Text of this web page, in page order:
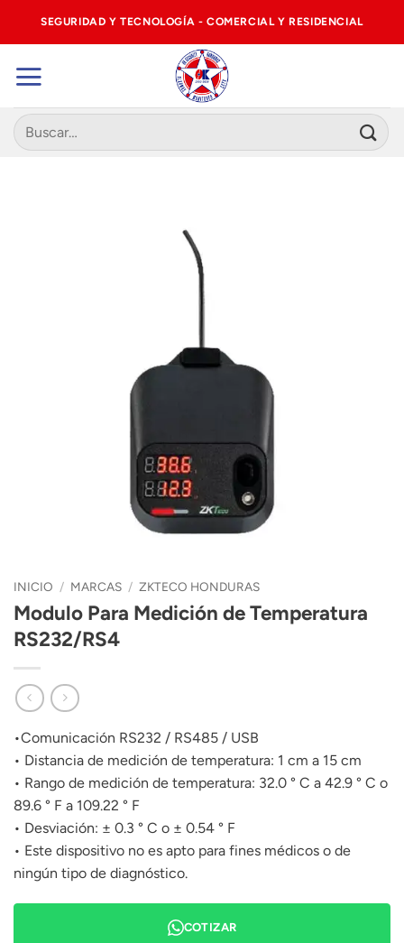
SEGURIDAD Y TECNOLOGÍA - COMERCIAL Y RESIDENCIAL
Buscar
por:
INICIO / MARCAS / ZKTECO HONDURAS
Modulo Para Medición de Temperatura
RS232/RS4
•Comunicación RS232 / RS485 / USB
• Distancia de medición de temperatura: 1 cm a 15 cm
• Rango de medición de temperatura: 32.0 ° C a 42.9 ° C o
89.6 ° F a 109.22 ° F
• Desviación: ± 0.3 ° C o ± 0.54 ° F
• Este dispositivo no es apto para fines médicos o de
ningún tipo de diagnóstico.
COTIZAR